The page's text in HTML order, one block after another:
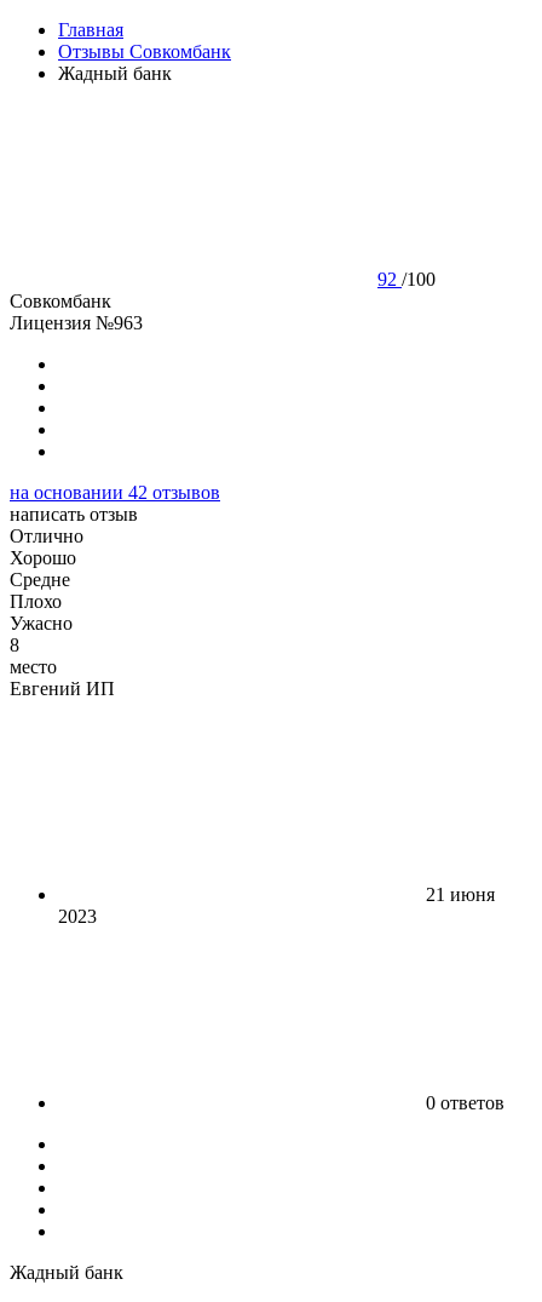
Главная
Отзывы Совкомбанк
Жадный банк
92 /100
Совкомбанк
Лицензия №963
на основании 42 отзывов
написать отзыв
Отлично
Хорошо
Cредне
Плохо
Ужасно
8
место
Евгений ИП
21 июня
2023
0 ответов
Жадный банк